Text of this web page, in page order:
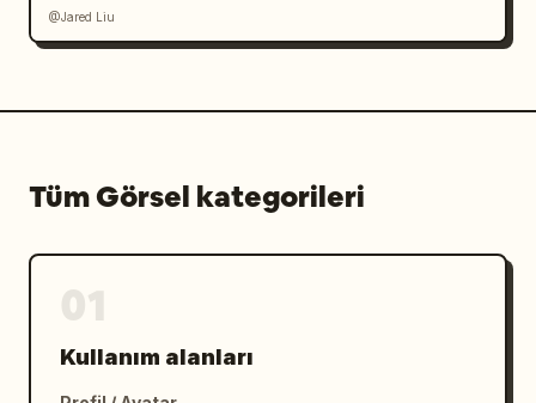
@Jared Liu
Tüm Görsel kategorileri
Kullanım alanları